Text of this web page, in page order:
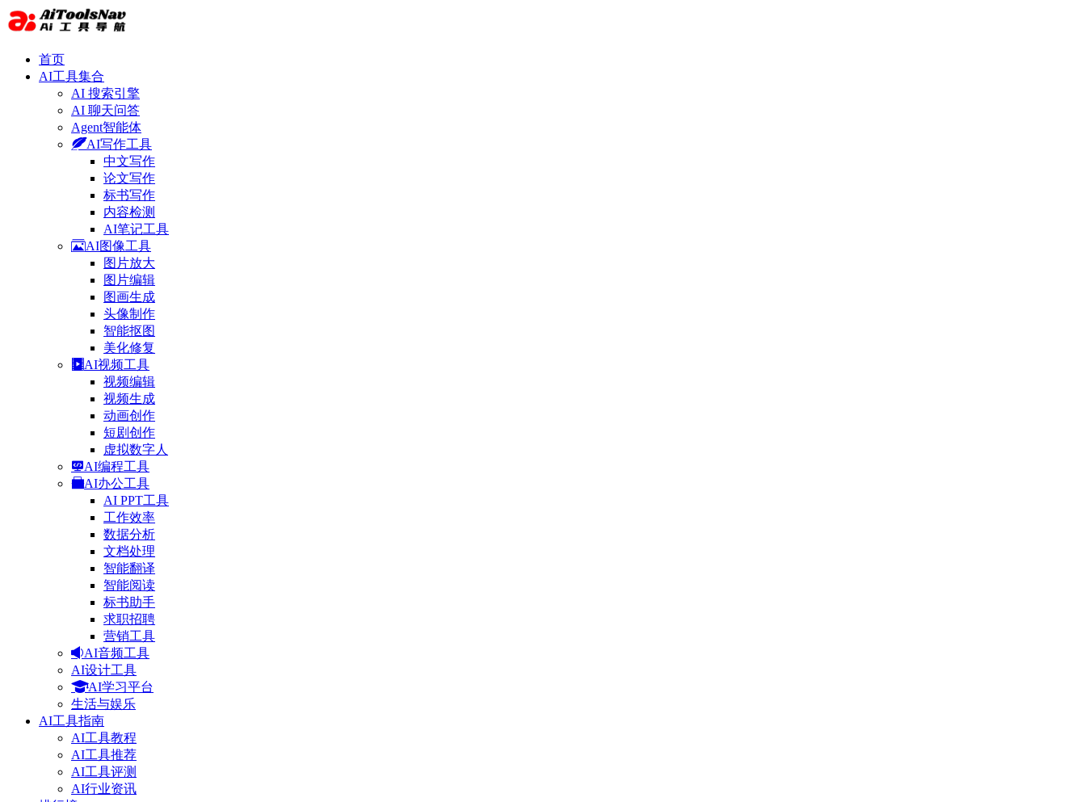
首页
AI工具集合
AI 搜索引擎
AI 聊天问答
Agent智能体
AI写作工具
中文写作
论文写作
标书写作
内容检测
AI笔记工具
AI图像工具
图片放大
图片编辑
图画生成
头像制作
智能抠图
美化修复
AI视频工具
视频编辑
视频生成
动画创作
短剧创作
虚拟数字人
AI编程工具
AI办公工具
AI PPT工具
工作效率
数据分析
文档处理
智能翻译
智能阅读
标书助手
求职招聘
营销工具
AI音频工具
AI设计工具
AI学习平台
生活与娱乐
AI工具指南
AI工具教程
AI工具推荐
AI工具评测
AI行业资讯